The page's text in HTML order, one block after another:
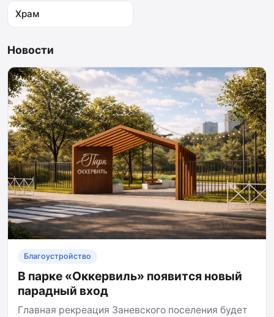
Храм
Новости
Благоустройство
В парке «Оккервиль» появится новый
парадный вход
Главная рекреация Заневского поселения будет